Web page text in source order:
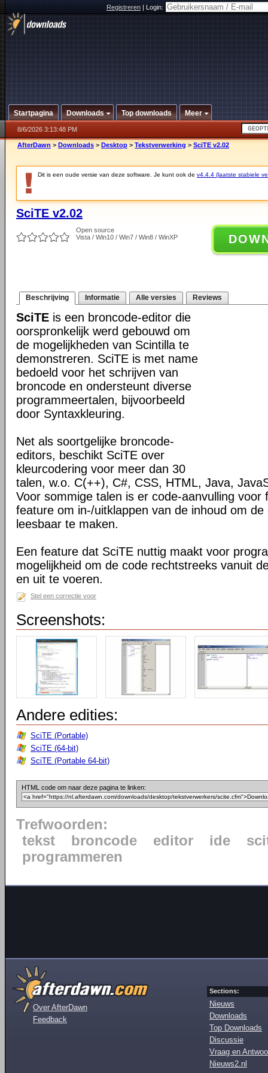
Registreren|Login:
Startpagina Downloads Top downloads Meer
8/6/2026 3:13:48 PM
AfterDawn > Downloads > Desktop > Tekstverwerking > SciTE v2.02
Dit is een oude versie van deze software. Je kunt ook de v4.4.4 (laatste stabiele
SciTE v2.02
Open source
Vista / Win10 / Win7 / Win8 / WinXP
Beschrijving Informatie Alle versies Reviews
SciTE is een broncode-editor die
oorspronkelijk werd gebouwd om
de mogelijkheden van Scintilla te
demonstreren. SciTE is met name
bedoeld voor het schrijven van
broncode en ondersteunt diverse
programmeertalen, bijvoorbeeld
door Syntaxkleuring.
Net als soortgelijke broncode-
editors, beschikt SciTE over
kleurcodering voor meer dan 30
talen, w.o. C(++), C#, CSS, HTML, Java,
Voor sommige talen is er code-aanvulling voor
feature om in-/uitklappen van de inhoud om de
leesbaar te maken.
Een feature dat SciTE nuttig maakt voor
mogelijkheid om de code rechtstreeks vanuit
en uit te voeren.
Stel een correctie voor
Screenshots:
Andere edities:
SciTE (Portable)
SciTE (64-bit)
SciTE (Portable 64-bit)
HTML code om naar deze pagina te linken:
Trefwoorden:
tekst
broncode editor ide
programmeren
Over AfterDawn
Feedback
Sections:
Nieuws
Downloads
Top Downloads
Discussie
Vraag en
Nieuws2.nl